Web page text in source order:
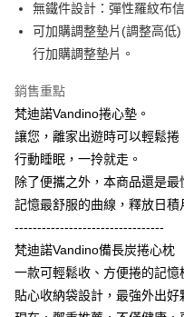
結帳頁面，進行簡訊認證並確認
２．訂單成立數日內，您將收到
３．收到繳費通知簡訊後14天內
ATM／網路銀行／等多元方式進
購買商品的店家。未經商家同意
後付繳納相關費用。
※ 交易是否成功請以「AFTEE先
是否繳費成功／繳費後需取消欲
客戶支援中心」https://
【注意事項】
１．透過由恩沛科技股份有限公
２．關於個人資料處理事宜，請瀏
https://aftee.tw/terms/#terms3
３．未成年的使用者請事先徵得
「AFTEE先享後付」，若未經同
無鐵件設計：彈性羅紋布
可加購調整墊片(調整高低
行加購調整墊片。
銷售重點
梵迪諾Vandino捲心墊。
讓您，離家出遊時可以輕鬆捲
行動睡眠，一拎就走。
除了便攜之外，本商品還是最
記憶最舒服的曲線，釋放日積
---------------------------------
梵迪諾Vandino備長炭捲心枕
一款可輕鬆收、方便捲的記憶
貼心收納袋設計，最強外出好